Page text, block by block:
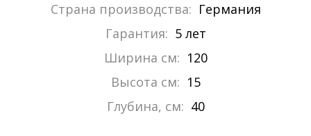
Страна производства: Германия
Гарантия: 5 лет
Ширина см: 120
Высота см: 15
Глубина, см: 40